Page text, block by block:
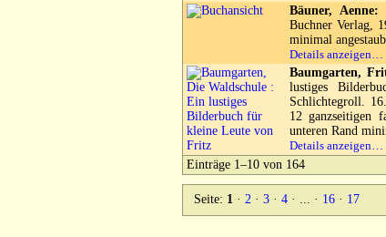
Bäuner, Aenne:
Buchner Verlag,
minimal
Details anzeigen…
Baumgarten,
lustiges
Schlichtegroll.
12 ganzseitigen
unteren Rand
Details anzeigen…
Einträge 1–10 von 164
Seite: 1 · 2 · 3 · 4 · ... · 16 · 17